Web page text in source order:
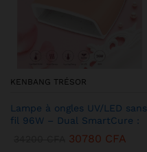
KENBANG TRÉSOR
Lampe à ongles UV/LED sans
fil 96W – Dual SmartCure :
30780 CFA